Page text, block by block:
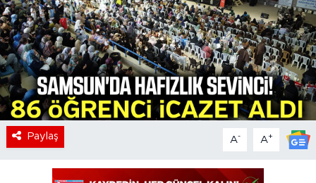
Paylaş A- A+